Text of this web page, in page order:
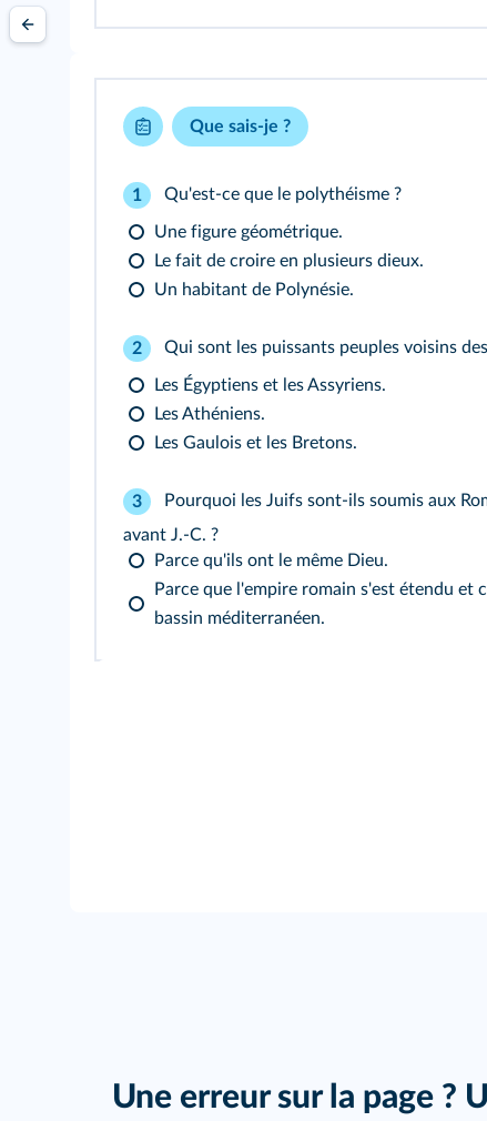
Que sais-je ?
1 Qu'est-ce que le polythéisme ?
Une figure géométrique.
Le fait de croire en plusieurs dieux.
Un habitant de Polynésie.
2 Qui sont les puissants peuples voisins
Les Égyptiens et les Assyriens.
Les Athéniens.
Les Gaulois et les Bretons.
3 Pourquoi les Juifs sont-ils soumis aux
avant J.-C. ?
Parce qu'ils ont le même Dieu.
Parce que l'empire romain s'est étendu et
bassin méditerranéen.
Une erreur sur la page ?